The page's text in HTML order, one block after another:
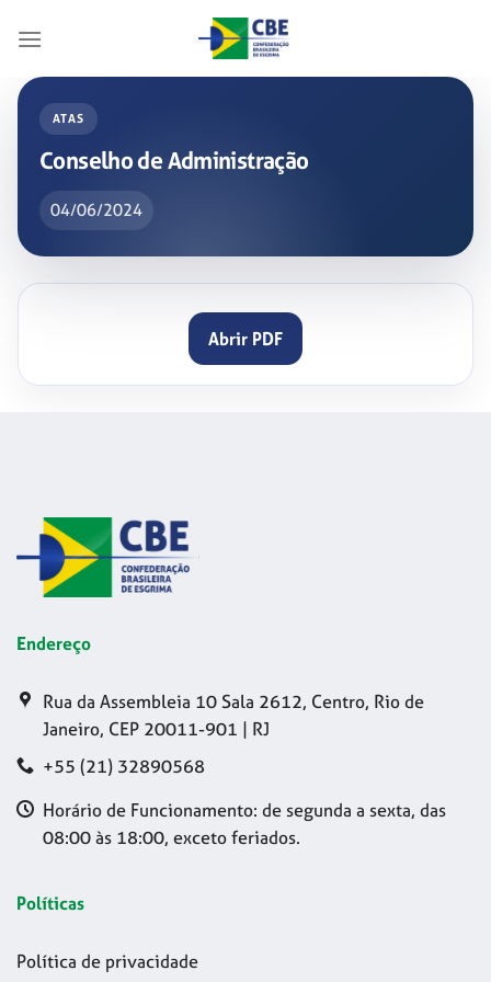
ATAS
Conselho de Administração
04/06/2024
Abrir PDF
Endereço
Rua da Assembleia 10 Sala 2612, Centro, Rio de
Janeiro, CEP 20011-901 | RJ
+55 (21) 32890568
Horário de Funcionamento: de segunda a sexta, das
08:00 às 18:00, exceto feriados.
Políticas
Política de privacidade